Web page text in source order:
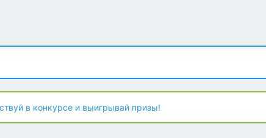
в конкурсе и выигрывай призы!